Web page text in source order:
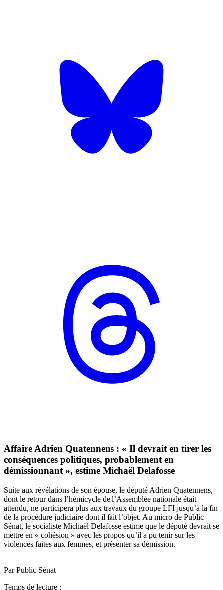
Affaire Adrien Quatennens : « Il devrait en tirer les
conséquences politiques, probablement en
démissionnant », estime Michaël Delafosse
Suite aux révélations de son épouse, le député Adrien Quatennens,
dont le retour dans l’hémicycle de l’Assemblée nationale était
attendu, ne participera plus aux travaux du groupe LFI jusqu’à la fin
de la procédure judiciaire dont il fait l’objet. Au micro de Public
Sénat, le socialiste Michaël Delafosse estime que le député devrait se
mettre en « cohésion » avec les propos qu’il a pu tenir sur les
violences faites aux femmes, et présenter sa démission.
Par Public Sénat
Temps de lecture :